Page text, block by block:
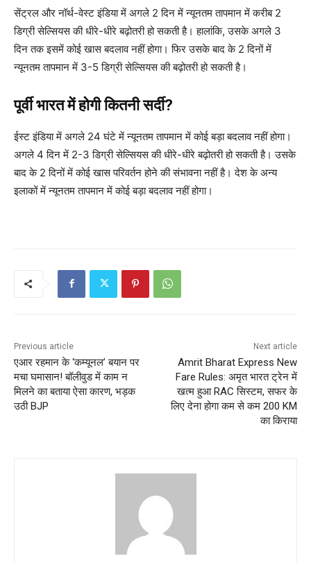
सेंट्रल और नॉर्थ-वेस्ट इंडिया में अगले 2 दिन में न्यूनतम तापमान में करीब 2
डिग्री सेल्सियस की धीरे-धीरे बढ़ोतरी हो सकती है। हालांकि, उसके अगले 3
दिन तक इसमें कोई खास बदलाव नहीं होगा। फिर उसके बाद के 2 दिनों में
न्यूनतम तापमान में 3-5 डिग्री सेल्सियस की बढ़ोतरी हो सकती है।
पूर्वी भारत में होगी कितनी सर्दी?
ईस्ट इंडिया में अगले 24 घंटे में न्यूनतम तापमान में कोई बड़ा बदलाव नहीं होगा।
अगले 4 दिन में 2-3 डिग्री सेल्सियस की धीरे-धीरे बढ़ोतरी हो सकती है। उसके
बाद के 2 दिनों में कोई खास परिवर्तन होने की संभावना नहीं है। देश के अन्य
इलाकों में न्यूनतम तापमान में कोई बड़ा बदलाव नहीं होगा।
Previous article
एआर रहमान के ‘कम्यूनल’ बयान पर
मचा घमासान! बॉलीवुड में काम न
मिलने का बताया ऐसा कारण, भड़क
उठी BJP
Next article
Amrit Bharat Express New
Fare Rules: अमृत भारत ट्रेन में
खत्म हुआ RAC सिस्टम, सफर के
लिए देना होगा कम से कम 200 KM
का किराया